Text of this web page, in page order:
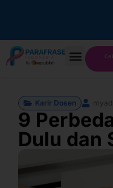
Karir Dosen
9
Dulu dan